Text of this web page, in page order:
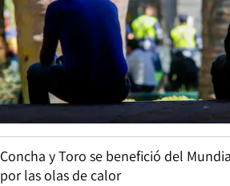
Concha y Toro se benefició del
por las olas de calor